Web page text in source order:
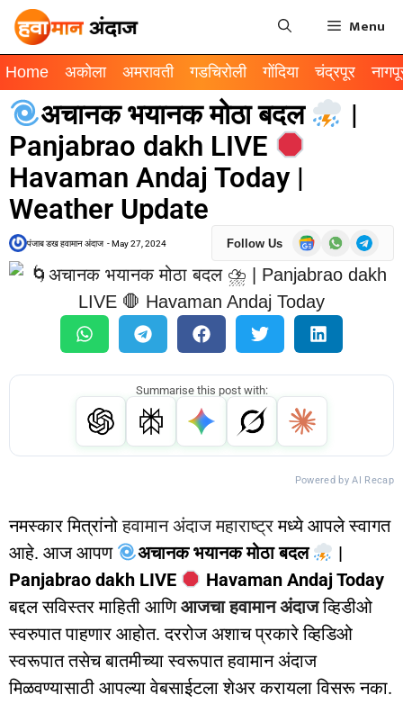
Menu
Home अकोला अमरावती गडचिरोली गोंदिया चंद्रपूर
अचानक भयानक मोठा बदल
|
Panjabrao dakh LIVE
Havaman Andaj Today |
Weather Update
पंजाब डख हवामान अंदाज -May 27, 2024 Follow Us
Summarise this post with:
Powered by AI Recap
नमस्कार मित्रांनोहवामान अंदाज महाराष्ट्रमध्ये आपले स्वागत
आहे. आज आपण
अचानक भयानक मोठा बदल
|
Panjabrao dakh LIVE
Havaman Andaj Today
बद्दल सविस्तर माहिती आणिआजचा हवामान अंदाजव्हिडीओ
स्वरुपात पाहणार आहोत. दररोज अशाच प्रकारे व्हिडिओ
स्वरूपात तसेच बातमीच्या स्वरूपात हवामान अंदाज
मिळवण्यासाठी आपल्या वेबसाईटला शेअर करायला विसरू नका.